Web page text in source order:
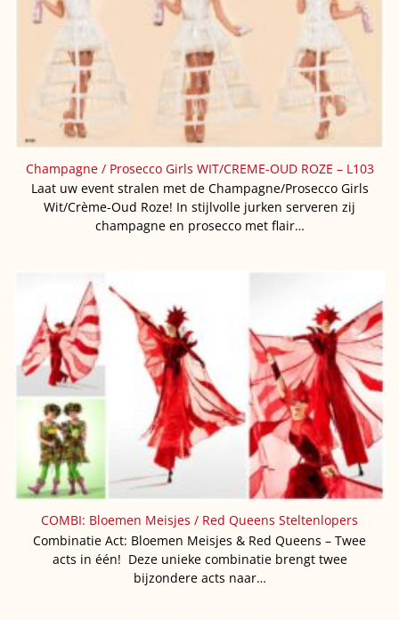
Champagne / Prosecco Girls WIT/CREME-OUD ROZE – L103
Laat uw event stralen met de Champagne/Prosecco Girls
Wit/Crème-Oud Roze! In stijlvolle jurken serveren zij
champagne en prosecco met flair…
COMBI: Bloemen Meisjes / Red Queens Steltenlopers
Combinatie Act: Bloemen Meisjes & Red Queens – Twee
acts in één! Deze unieke combinatie brengt twee
bijzondere acts naar…